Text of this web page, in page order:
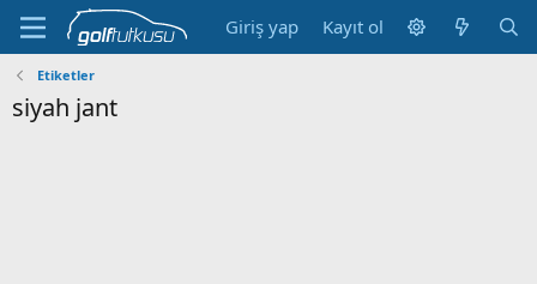
Giriş yap Kayıt ol
Etiketler
siyah jant